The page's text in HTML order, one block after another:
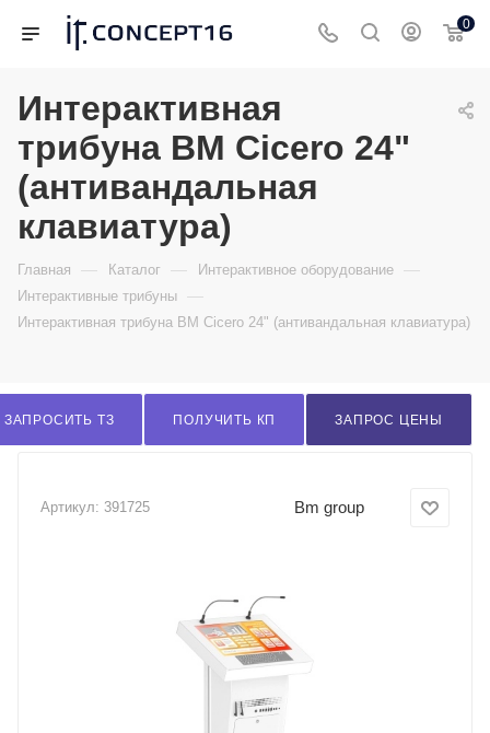
0
Интерактивная
трибуна BM Cicero 24"
(антивандальная
клавиатура)
Главная — Каталог — Интерактивное оборудование —
Интерактивные трибуны —
Интерактивная трибуна BM Cicero 24" (антивандальная клавиатура)
ЗАПРОСИТЬ ТЗ ПОЛУЧИТЬ КП ЗАПРОС ЦЕНЫ
Артикул: 391725 Bm group